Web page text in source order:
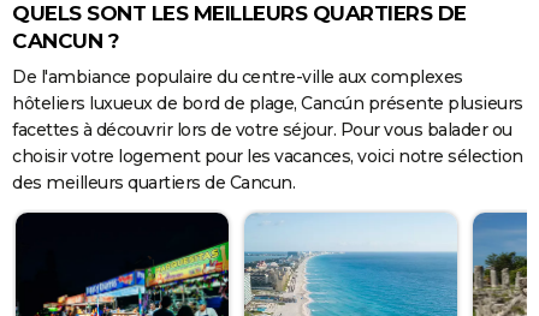
QUELS SONT LES MEILLEURS QUARTIERS DE
CANCUN ?
De l'ambiance populaire du centre-ville aux complexes
hôteliers luxueux de bord de plage, Cancún présente plusieurs
facettes à découvrir lors de votre séjour. Pour vous balader ou
choisir votre logement pour les vacances, voici notre sélection
des meilleurs quartiers de Cancun.